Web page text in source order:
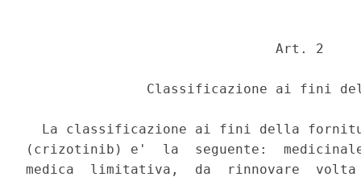
                               Art. 2
Classificazione ai fini
La classificazione ai fini della
(crizotinib) e'  la  seguente:
medica  limitativa,  da  rinnovare